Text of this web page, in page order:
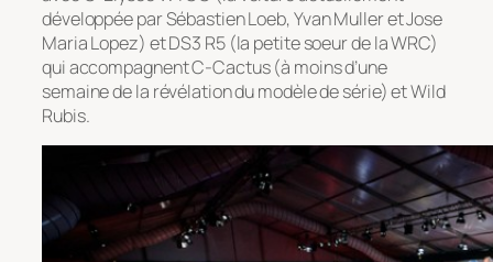
développée par Sébastien Loeb, Yvan Muller et Jose
Maria Lopez) et DS3 R5 (la petite soeur de la WRC)
qui accompagnent C-Cactus (à moins d’une
semaine de la révélation du modèle de série) et Wild
Rubis.